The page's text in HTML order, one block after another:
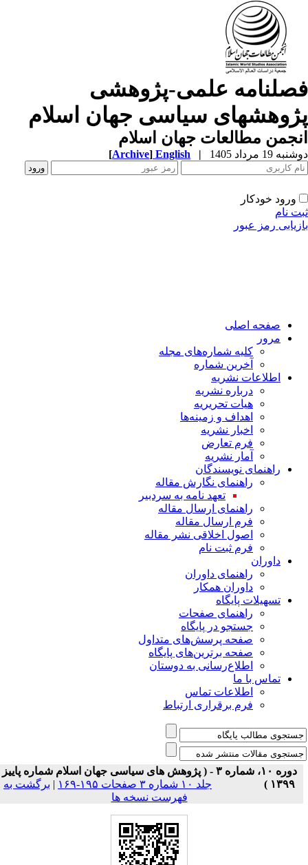
علمی-پژوهشی
سیاسی جهان اسلام
مطالعات جهان اسلام
19 مرداد 1405 |
English
[Archive]
ورود خودکار
نام
رمز عبور
صفحه اصلی
مرور
کلیه شماره‌های مجله
آخرین شماره
اطلاعات نشریه
درباره نشریه
هیات تحریریه
اهداف و زمینه‌ها
اخبار نشریه
فرم تعارض
آمار نشریه
راهنمای نویسندگان
راهنمای نگارش مقاله
تعهد نامه به سردبیر
راهنمای ارسال مقاله
فرم ارسال مقاله
اصول اخلاقی نشر مقاله
فرم ثبت نام
داوران
راهنمای داوران
داوران همکار
تسهیلات پایگاه
راهنمای صفحات
جستجو در پایگاه
صفحه پرسش‌های متداول
صفحه برترین‌های پایگاه
اطلاع‌رسانی به دوستان
تماس با ما
اطلاعات تماس
فرم برقراری ارتباط
دوره ۱۰، شماره ۳ - ( پژوهش های سیاسی جهان اسلام شماره پاییز
۱۳۹۹ )
جلد ۱۰ شماره ۳ صفحات ۱۹۵-۱۶۹ | برگشت به
فهرست نسخه ها